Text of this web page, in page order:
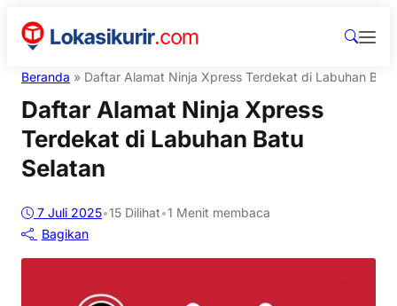
Beranda » Daftar Alamat Ninja Xpress Terdekat di Labuhan
Daftar Alamat Ninja Xpress
Terdekat di Labuhan Batu
Selatan
7 Juli 2025•15 Dilihat•1 Menit membaca
Bagikan